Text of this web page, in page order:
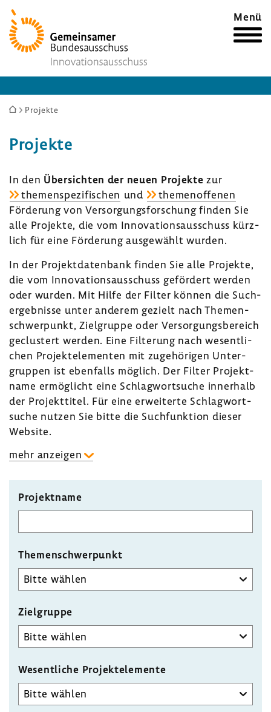
Zur
Startseite
Menü
Sie
hier:
Projekte
Projekte
In den Über­sichten der neuen Projekte zur
themen­spe­zi­fi­schen und
themen­of­fenen
Förde­rung von Versor­gungs­for­schung finden Sie
alle Projekte, die vom Inno­va­ti­ons­aus­schuss kürz­
lich für eine Förde­rung ausge­wählt wurden.
In der Projekt­da­ten­bank finden Sie alle Projekte,
die vom Inno­va­ti­ons­aus­schuss geför­dert werden
oder wurden. Mit Hilfe der Filter können die Such­
ergeb­nisse unter anderem gezielt nach Themen­
schwer­punkt, Ziel­gruppe oder Versor­gungs­be­reich
geclus­tert werden. Eine Filte­rung nach wesent­li­
chen Projekt­ele­menten mit zuge­hö­rigen Unter­
gruppen ist eben­falls möglich. Der Filter Projekt­
name ermög­licht eine Schlag­wort­suche inner­halb
der Projekt­titel. Für eine erwei­terte Schlag­wort­
suche nutzen Sie bitte die Such­funk­tion dieser
Website.
mehr anzeigen
Projektname
Themenschwerpunkt
Zielgruppe
Wesent­liche Projekt­ele­mente
Wesentliche
Projektelemente